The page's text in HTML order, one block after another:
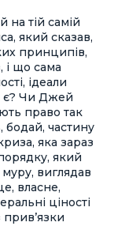
на тій самій
який сказав,
принципів,
і що сама
ідеали
є? Чи Джей
право так
частину
яка зараз
який
виглядав
власне,
ціності